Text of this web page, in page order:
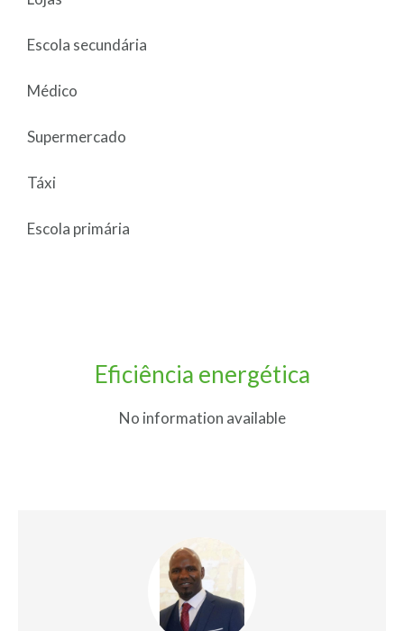
Escola secundária
Médico
Supermercado
Táxi
Escola primária
Eficiência energética
No information available